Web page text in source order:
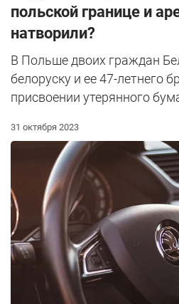
польской границе и
натворили?
В Польше двоих граждан
белоруску и ее 47-летнего
присвоении утерянного
31 октября 2023